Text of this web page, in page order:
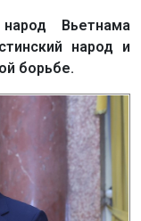
Вьетнама
народ и
борьбе.